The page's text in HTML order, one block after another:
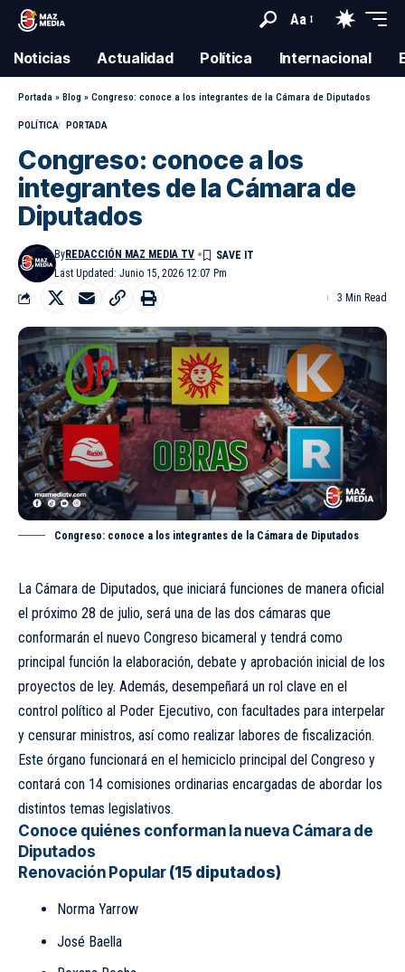
Aa
Noticias Actualidad Política Internacional
Portada » Blog » Congreso: conoce a los integrantes de la Cámara de Diputados
POLÍTICA PORTADA
Congreso: conoce a los
integrantes de la Cámara de
Diputados
Last Updated: Junio 15, 2026 12:07 Pm
ByREDACCIÓN MAZ MEDIA TV
3 Min Read
Congreso: conoce a los integrantes de la Cámara de Diputados
La Cámara de Diputados, que iniciará funciones de manera oficial
el próximo 28 de julio, será una de las dos cámaras que
conformarán el nuevo Congreso bicameral y tendrá como
principal función la elaboración, debate y aprobación inicial de los
proyectos de ley. Además, desempeñará un rol clave en el
control político al Poder Ejecutivo, con facultades para interpelar
y censurar ministros, así como realizar labores de fiscalización.
Este órgano funcionará en el hemiciclo principal del Congreso y
contará con 14 comisiones ordinarias encargadas de abordar los
distintos temas legislativos.
Conoce quiénes conforman la nueva Cámara de
Diputados
Renovación Popular (15 diputados)
Norma Yarrow
José Baella